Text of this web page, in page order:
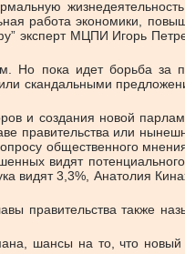
работа экономики,
эксперт МЦПИ Игорь
Но пока идет борьба за
скандальными
и создания новой
правительства или
общественного
видят
видят 3,3%, Анатолия
правительства также
шансы на то, что новый